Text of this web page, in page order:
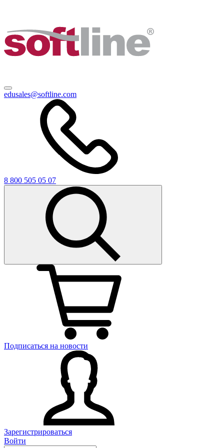
edusales@softline.com
8 800 505 05 07
Подписаться на новости
Зарегистрироваться
Войти